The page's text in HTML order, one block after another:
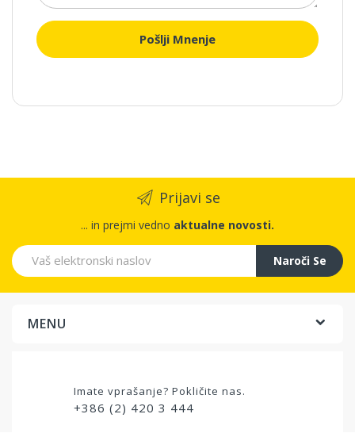
Pošlji Mnenje
Prijavi se
... in prejmi vedno aktualne novosti.
Naroči Se
MENU
Imate vprašanje? Pokličite nas.
+386 (2) 420 3 444